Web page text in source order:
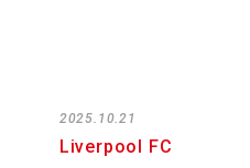
2025.10.21
Liverpool FC